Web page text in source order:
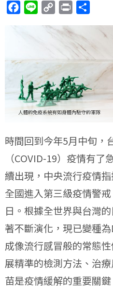
b
o
o
k
p
L
i
n
k
i
n
t
人體的免疫系統有如身體內駐守的軍隊
時間回到今年5月中旬，
（COVID-19）疫情有
續出現，中央流行疫情
全國進入第三級疫情警
日。根據全世界與台灣
著不斷演化，現已變種
成像流行感冒般的常態
展精準的檢測方法、治
苗是疫情緩解的重要關